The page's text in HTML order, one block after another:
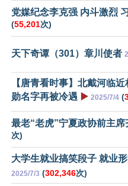
党媒纪念李克强 内斗激烈
(55,201次)
天下奇谭（301）章川使者
【唐青看时事】北戴河临
勋名字再被冷遇 ▶️ 2025/7/4 (
最老“老虎”宁夏政协前主
次)
大学生就业搞笑段子 就业
2025/7/3 (302,346次)